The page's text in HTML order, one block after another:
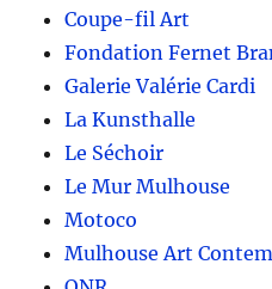
Coupe-fil Art
Fondation Fernet
Galerie Valérie Cardi
La Kunsthalle
Le Séchoir
Le Mur Mulhouse
Motoco
Mulhouse Art